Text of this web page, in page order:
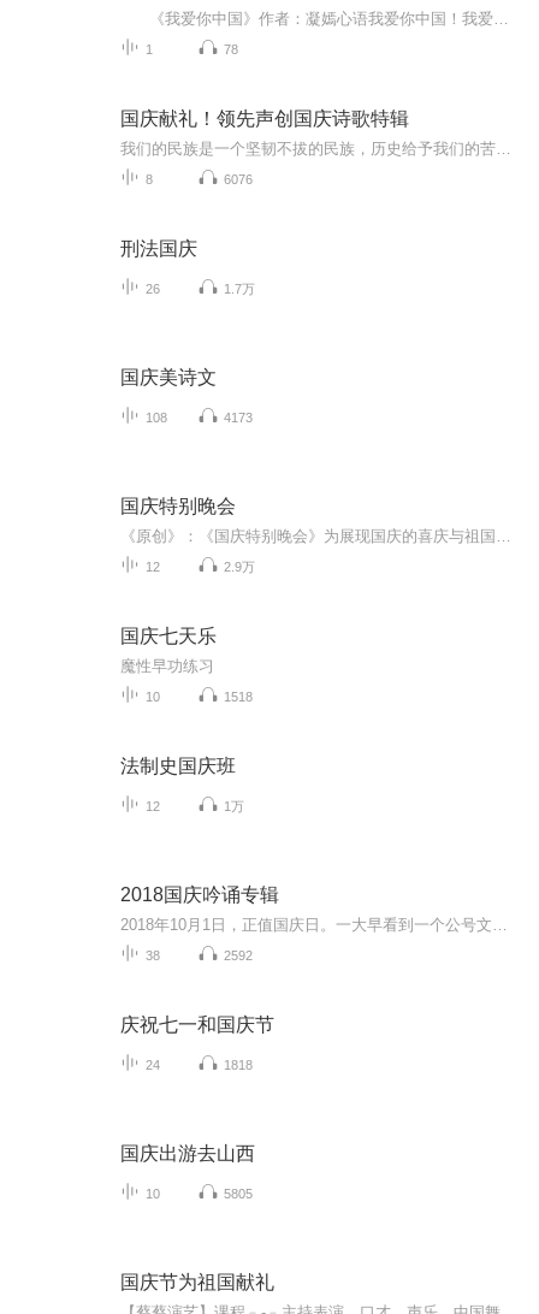
1 78
国庆献礼！领先声创国庆诗歌特辑
8 6076
刑法国庆
26 1.7万
国庆美诗文
108 4173
国庆特别晚会
12 2.9万
国庆七天乐
魔性早功练习
10 1518
法制史国庆班
12 1万
2018国庆吟诵专辑
38 2592
庆祝七一和国庆节
24 1818
国庆出游去山西
10 5805
国庆节为祖国献礼